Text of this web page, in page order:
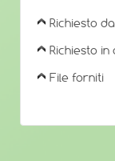
Richiesto da
Richiesto
File forniti